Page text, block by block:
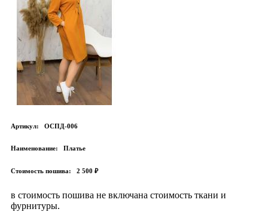
Артикул: ОСПД-006
Наименование: Платье
Стоимость пошива: 2 500 ₽
в стоимость пошива не включана стоимость ткани и
фурнитуры.